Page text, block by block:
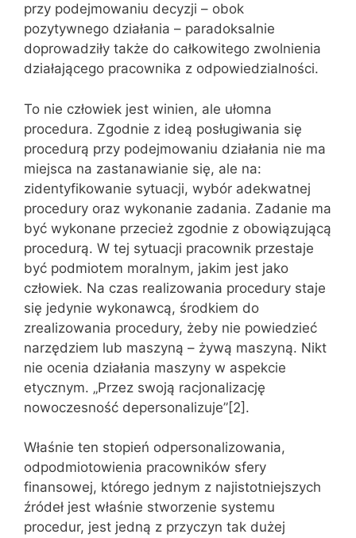
przy podejmowaniu decyzji – obok
pozytywnego działania – paradoksalnie
doprowadziły także do całkowitego zwolnienia
działającego pracownika z odpowiedzialności.
To nie człowiek jest winien, ale ułomna
procedura. Zgodnie z ideą posługiwania się
procedurą przy podejmowaniu działania nie ma
miejsca na zastanawianie się, ale na:
zidentyfikowanie sytuacji, wybór adekwatnej
procedury oraz wykonanie zadania. Zadanie ma
być wykonane przecież zgodnie z obowiązującą
procedurą. W tej sytuacji pracownik przestaje
być podmiotem moralnym, jakim jest jako
człowiek. Na czas realizowania procedury staje
się jedynie wykonawcą, środkiem do
zrealizowania procedury, żeby nie powiedzieć
narzędziem lub maszyną – żywą maszyną. Nikt
nie ocenia działania maszyny w aspekcie
etycznym. „Przez swoją racjonalizację
nowoczesność depersonalizuje”[2].
Właśnie ten stopień odpersonalizowania,
odpodmiotowienia pracowników sfery
finansowej, którego jednym z najistotniejszych
źródeł jest właśnie stworzenie systemu
procedur, jest jedną z przyczyn tak dużej